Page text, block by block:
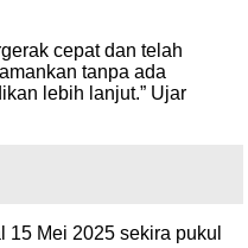
cepat dan telah
tanpa ada
lebih lanjut.” Ujar
Mei 2025 sekira pukul